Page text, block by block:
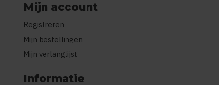
Mijn account
Registreren
Mijn bestellingen
Mijn verlanglijst
Informatie